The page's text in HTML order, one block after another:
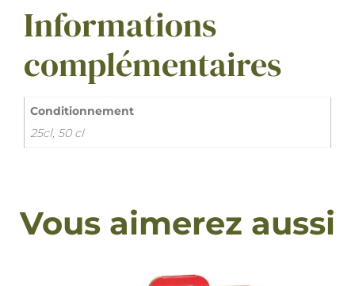
Informations
complémentaires
Conditionnement
25cl, 50 cl
Vous aimerez aussi